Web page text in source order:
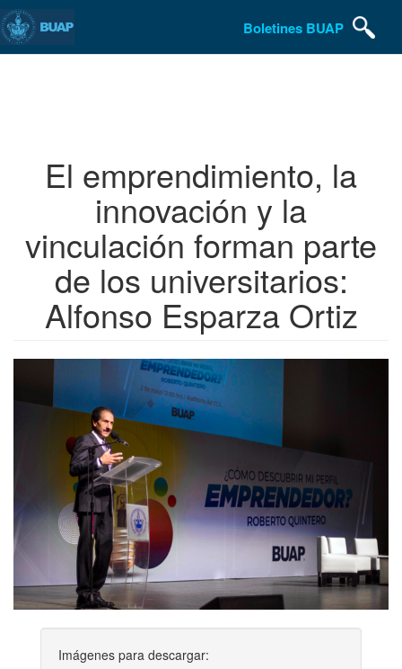
Boletines BUAP
El emprendimiento, la
innovación y la
vinculación forman parte
de los universitarios:
Alfonso Esparza Ortiz
Imágenes para descargar: